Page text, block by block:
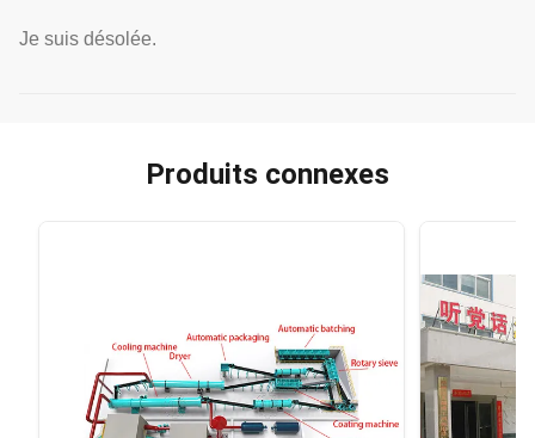
Je suis désolée.
Produits connexes